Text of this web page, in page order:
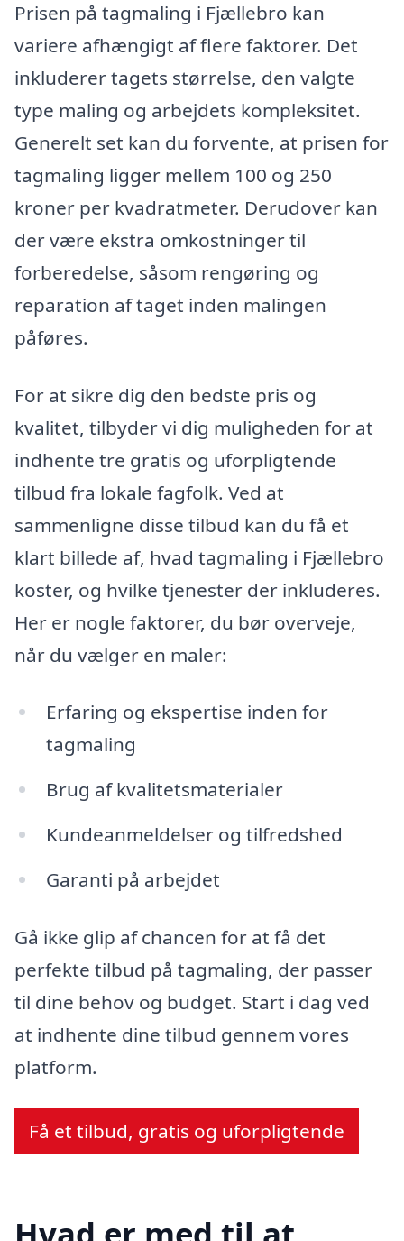
Prisen på tagmaling i Fjællebro kan
variere afhængigt af flere faktorer. Det
inkluderer tagets størrelse, den valgte
type maling og arbejdets kompleksitet.
Generelt set kan du forvente, at prisen for
tagmaling ligger mellem 100 og 250
kroner per kvadratmeter. Derudover kan
der være ekstra omkostninger til
forberedelse, såsom rengøring og
reparation af taget inden malingen
påføres.
For at sikre dig den bedste pris og
kvalitet, tilbyder vi dig muligheden for at
indhente tre gratis og uforpligtende
tilbud fra lokale fagfolk. Ved at
sammenligne disse tilbud kan du få et
klart billede af, hvad tagmaling i Fjællebro
koster, og hvilke tjenester der inkluderes.
Her er nogle faktorer, du bør overveje,
når du vælger en maler:
Erfaring og ekspertise inden for
tagmaling
Brug af kvalitetsmaterialer
Kundeanmeldelser og tilfredshed
Garanti på arbejdet
Gå ikke glip af chancen for at få det
perfekte tilbud på tagmaling, der passer
til dine behov og budget. Start i dag ved
at indhente dine tilbud gennem vores
platform.
Få et tilbud, gratis og uforpligtende